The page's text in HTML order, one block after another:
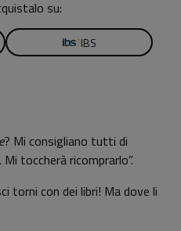
su:
IBS
? Mi consigliano tutti di
toccherà ricomprarlo”.
torni con dei libri! Ma dove li